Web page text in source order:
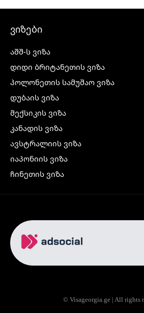
ვიზები
აშშ-ს ვიზა
დიდი ბრიტანეთის ვიზა
პოლონეთის სამუშაო ვიზა
დუბაის ვიზა
მექსიკის ვიზა
კანადის ვიზა
ავსტრალიის ვიზა
იაპონიის ვიზა
ჩინეთის ვიზა
ჩრდილოეთ ირლანდიის ვიზა
რუსეთის ვიზა
ავიაბილეთები
თბილისი ბაქო
© Visageorgia.ge | All rights